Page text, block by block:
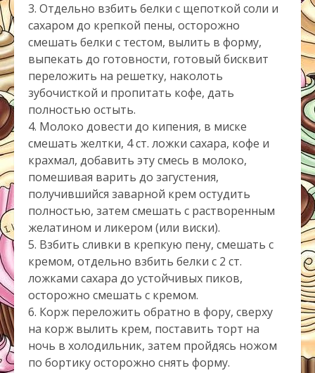
3. Отдельно взбить белки с щепоткой соли и
сахаром до крепкой пены, осторожно
смешать белки с тестом, вылить в форму,
выпекать до готовности, готовый бисквит
переложить на решетку, наколоть
зубочисткой и пропитать кофе, дать
полностью остыть.
4. Молоко довести до кипения, в миске
смешать желтки, 4 ст. ложки сахара, кофе и
крахмал, добавить эту смесь в молоко,
помешивая варить до загустения,
получившийся заварной крем остудить
полностью, затем смешать с растворенным
желатином и ликером (или виски).
5. Взбить сливки в крепкую пену, смешать с
кремом, отдельно взбить белки с 2 ст.
ложками сахара до устойчивых пиков,
осторожно смешать с кремом.
6. Корж переложить обратно в фору, сверху
на корж вылить крем, поставить торт на
ночь в холодильник, затем пройдясь ножом
по бортику осторожно снять форму.